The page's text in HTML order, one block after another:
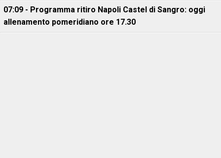
07:09 - Programma ritiro Napoli Castel di Sangro: oggi
allenamento pomeridiano ore 17.30